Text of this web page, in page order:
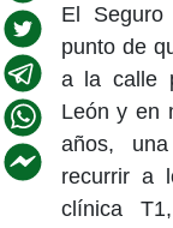
El
punto de
a la calle
León y en
años,
recurrir a
clínica